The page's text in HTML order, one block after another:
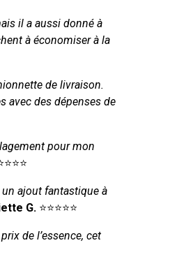
il a aussi donné à
à économiser à la
de livraison.
avec des dépenses de
pour mon
ajout fantastique à
G. ⭐⭐⭐⭐⭐
de l’essence, cet